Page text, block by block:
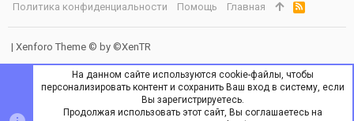
Политика конфиденциальности
Помощь Главная
R
S
S
| Xenforo Theme © by ©XenTR
На данном сайте используются cookie-файлы, чтобы
персонализировать контент и сохранить Ваш вход в систему, если
Вы зарегистрируетесь.
Продолжая использовать этот сайт, Вы соглашаетесь на